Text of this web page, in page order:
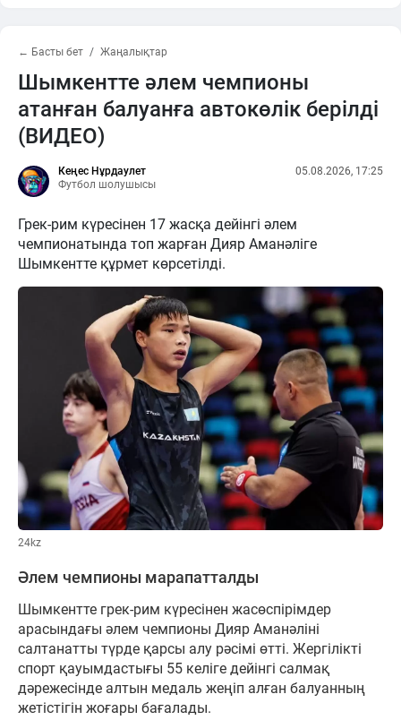
← Басты бет Жаңалықтар
Шымкентте әлем чемпионы
атанған балуанға автокөлік берілді
(ВИДЕО)
Кеңес Нұрдаулет
Футбол шолушысы
05.08.2026, 17:25
Грек-рим күресінен 17 жасқа дейінгі әлем
чемпионатында топ жарған Дияр Аманәліге
Шымкентте құрмет көрсетілді.
24kz
Әлем чемпионы марапатталды
Шымкентте грек-рим күресінен жасөспірімдер
арасындағы әлем чемпионы Дияр Аманәліні
салтанатты түрде қарсы алу рәсімі өтті. Жергілікті
спорт қауымдастығы 55 келіге дейінгі салмақ
дәрежесінде алтын медаль жеңіп алған балуанның
жетістігін жоғары бағалады.